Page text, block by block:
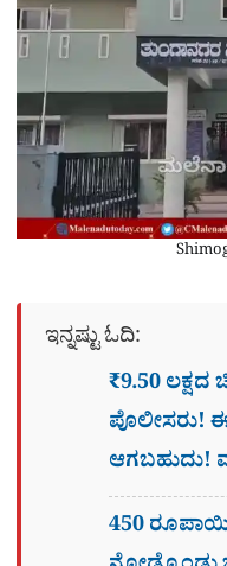
ಇನ್ನಷ್ಟು ಓದಿ:
₹9.50 ಲಕ್ಷದ
ಪೊಲೀಸರು!
450